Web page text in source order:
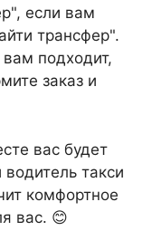
если вам
трансфер".
подходит,
заказ и
вас будет
такси
комфортное
вас. 😊